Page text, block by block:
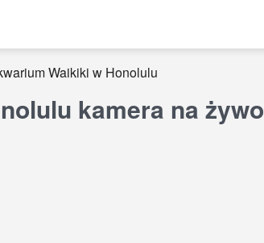
Waikiki w Honolulu
kamera na żywo